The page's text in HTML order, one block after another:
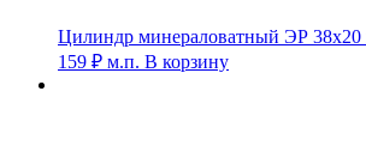
Цилиндр минераловатный ЭР
159 ₽ м.п. В корзину